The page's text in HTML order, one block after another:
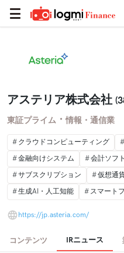
アステリア株式会社
東証プライム ・ 情報・通信業
クラウドコンピューティング
金融向けシステム
会計ソフ
サブスクリプション
仮想通
生成AI・人工知能
スマート
https://jp.asteria.com/
コンテンツ IRニュース